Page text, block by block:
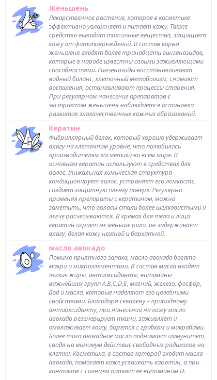
Женьшень
Лекарственное растение, которое в косметике
эффективно увлажняет и питает кожу. Также
средство выводит токсичные вещества, защищает
кожу от фотоповреждений. В состав корня
женьшеня входят более тринадцати гинзенозидов,
которые в народе известны своими заживляющими
способностями. Гинзенозиды восстанавливают
водный баланс, клеточный метаболизм, снимают
воспаления, останавливают процессы старения.
При регулярном нанесение препаратов с
экстрактом женьшеня наблюдается остановка
развития злокачественных кожных образований.
Кератин
Фибриллярный белок, который хорошо удерживает
влагу на клеточном уровне, что полюбилось
производителям косметики во всем мире. В
основном кератин используют в средствах для
волос. Уникальная химическая структура
кондиционирует волос, устраняет его ломкость,
создает защитную пленку поверх. Регулярно
применяя препараты с кератином, можно
заметить, что волосы стали более шелковистыми и
легче расчесываются. В кремах для тела и лица
кератин играет не меньше роли, он задерживает
влагу, делая кожу нежной и бархатной.
масло авокадо
Помимо приятного запаха, масло авокадо богато
макро и микроэлементами. В состав масла входят
легкие жиры, антиоксиданты, витамины
важнейших групп A,B,C,D,E, магний, железо, фосфор,
йод и масла, которые наделяют его целебными
свойствами. Благодаря сквалену – природному
антиоксиданту, при нанесении на кожу масло
авокадо регенерирует ткани, заживляет и
омолаживает кожу, борется с грибком и микробами.
Более того авокадное масло поднимает иммунитет,
сводя на минимум действие свободных радикалов на
клетки. Косметика, в состав которой входит масло
авокадо, помогает коже усваивать каротин, а при
контакте с солнцем питает её витамином D.